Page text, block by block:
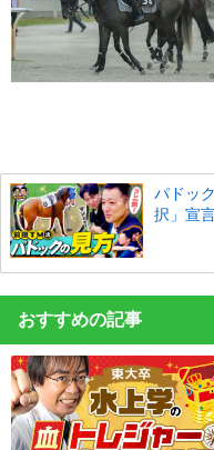
パドッ
択」宣
おすすめの記事